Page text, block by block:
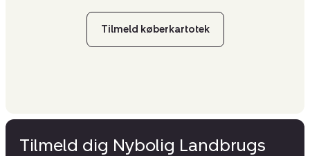
Tilmeld køberkartotek
Tilmeld dig Nybolig Landbrugs